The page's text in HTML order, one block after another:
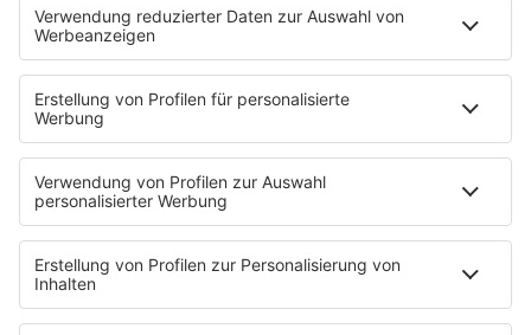
HOME
PROGRAMM
Sendeplan
DJs
Playlist
MUSIC
Streams
Album der Woche